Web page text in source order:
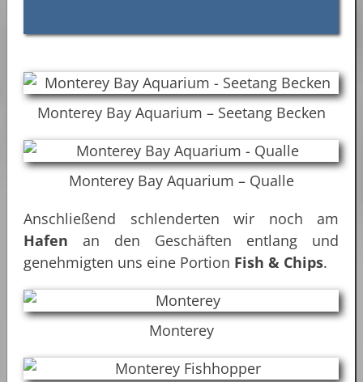
Monterey Bay Aquarium – Seetang Becken
Monterey Bay Aquarium – Qualle
Anschließend schlenderten wir noch am
Hafen an den Geschäften entlang und
genehmigten uns eine Portion Fish & Chips.
Monterey